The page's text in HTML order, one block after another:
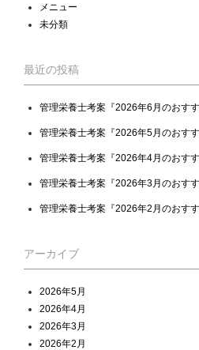
メニュー
未分類
最近の投稿
管理栄養士考案『2026年6月のおすす
管理栄養士考案『2026年5月のおすす
管理栄養士考案『2026年4月のおすす
管理栄養士考案『2026年3月のおすす
管理栄養士考案『2026年2月のおすす
アーカイブ
2026年5月
2026年4月
2026年3月
2026年2月